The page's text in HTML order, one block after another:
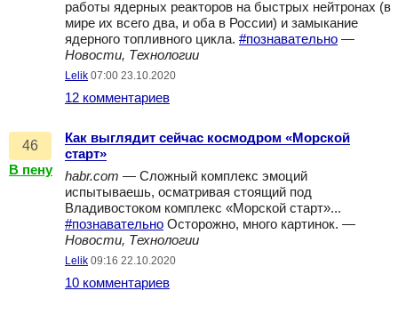
работы ядерных реакторов на быстрых нейтронах (в
мире их всего два, и оба в России) и замыкание
ядерного топливного цикла. #познавательно —
Новости, Технологии
Lelik 07:00 23.10.2020
12 комментариев
46
В пену
Как выглядит сейчас космодром «Морской
старт»
habr.com — Сложный комплекс эмоций
испытываешь, осматривая стоящий под
Владивостоком комплекс «Морской старт»...
#познавательно Осторожно, много картинок. —
Новости, Технологии
Lelik 09:16 22.10.2020
10 комментариев